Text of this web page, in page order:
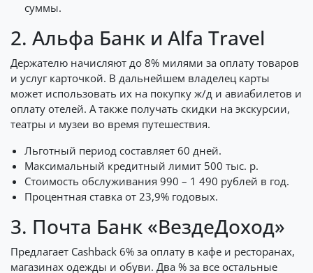
суммы.
2. Альфа Банк и Alfa Travel
Держателю начисляют до 8% милями за оплату товаров
и услуг карточкой. В дальнейшем владелец карты
может использовать их на покупку ж/д и авиабилетов и
оплату отелей. А также получать скидки на экскурсии,
театры и музеи во время путешествия.
Льготный период составляет 60 дней.
Максимальный кредитный лимит 500 тыс. р.
Стоимость обслуживания 990 – 1 490 рублей в год.
Процентная ставка от 23,9% годовых.
3. Почта Банк «ВездеДоход»
Предлагает Cashback 6% за оплату в кафе и ресторанах,
магазинах одежды и обуви. Два % за все остальные